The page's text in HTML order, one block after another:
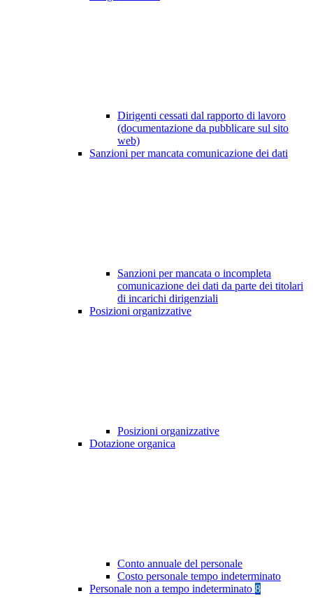
Dirigenti cessati dal rapporto di lavoro
(documentazione da pubblicare sul sito
web)
Sanzioni per mancata comunicazione dei dati
Sanzioni per mancata o incompleta
comunicazione dei dati da parte dei titolari
di incarichi dirigenziali
Posizioni organizzative
Posizioni organizzative
Dotazione organica
Conto annuale del personale
Costo personale tempo indeterminato
Personale non a tempo indeterminato 8